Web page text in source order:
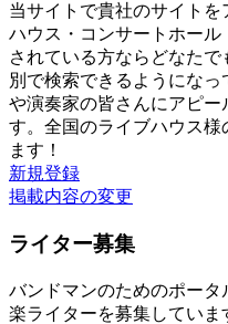
当サイトで貴社のサイト
ハウス・コンサートホー
されている方ならどなた
別で検索できるようにな
や演奏家の皆さんにアピー
す。全国のライブハウス様
ます！
新規登録
掲載内容の変更
ライター募集
バンドマンのためのポータ
楽ライターを募集していま